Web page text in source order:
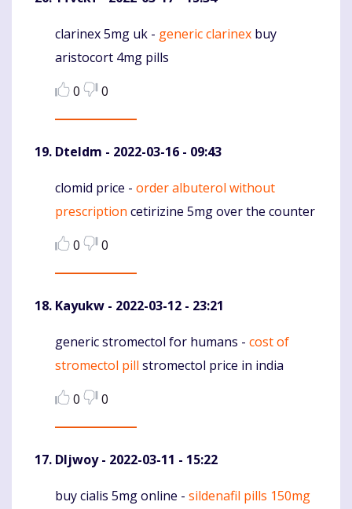
Komentaras
clarinex 5mg uk - generic clarinex buy
aristocort 4mg pills
0
0
Dteldm - 2022-03-16 - 09:43
Komentaras
clomid price - order albuterol without
prescription cetirizine 5mg over the counter
0
0
Kayukw - 2022-03-12 - 23:21
Komentaras
generic stromectol for humans - cost of
stromectol pill stromectol price in india
0
0
Dljwoy- 2022-03-11 - 15:22
Komentaras
buy cialis 5mg online - sildenafil pills 150mg